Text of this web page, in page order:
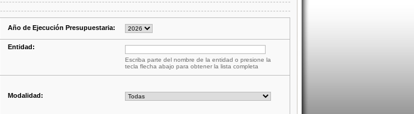
Año de Ejecución Presupuestaria:
Entidad:
Escriba parte del nombre de la entidad o presione la
tecla flecha abajo para obtener la lista completa
Modalidad: